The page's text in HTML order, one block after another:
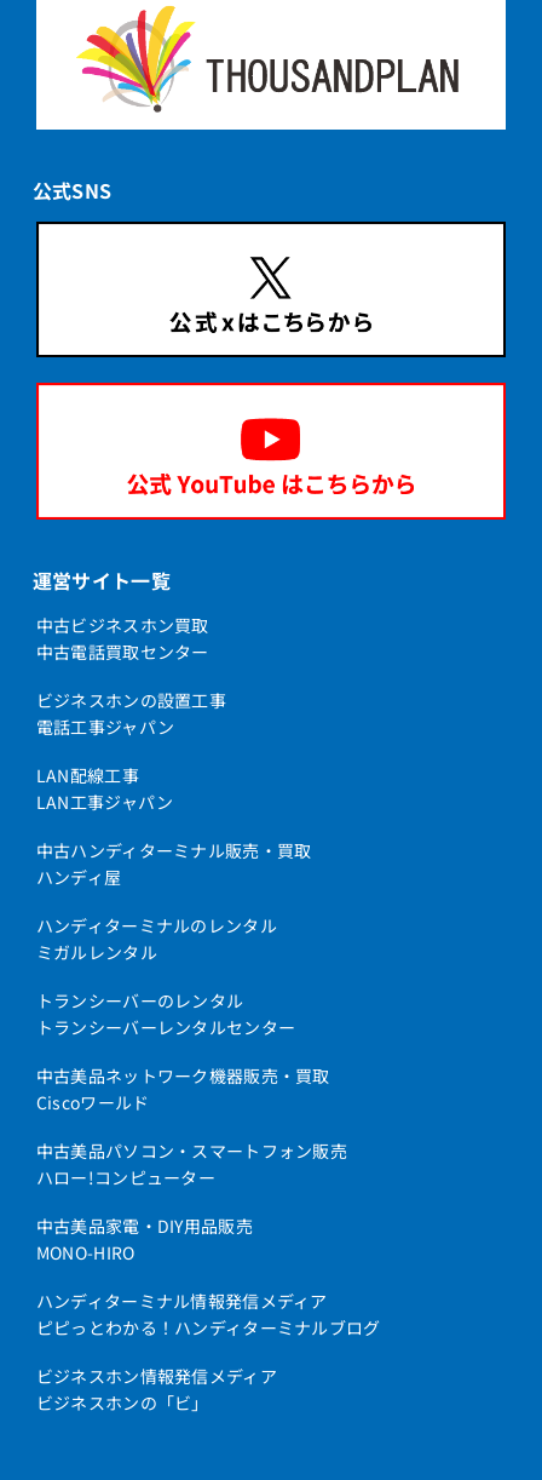
公式SNS
運営サイト一覧
中古ビジネスホン買取
中古電話買取センター
ビジネスホンの設置工事
電話工事ジャパン
LAN配線工事
LAN工事ジャパン
中古ハンディターミナル販売・買取
ハンディ屋
ハンディターミナルのレンタル
ミガルレンタル
トランシーバーのレンタル
トランシーバーレンタルセンター
中古美品ネットワーク機器販売・買取
Ciscoワールド
中古美品パソコン・スマートフォン販売
ハロー!コンピューター
中古美品家電・DIY用品販売
MONO-HIRO
ハンディターミナル情報発信メディア
ピピっとわかる！ハンディターミナルブログ
ビジネスホン情報発信メディア
ビジネスホンの「ビ」